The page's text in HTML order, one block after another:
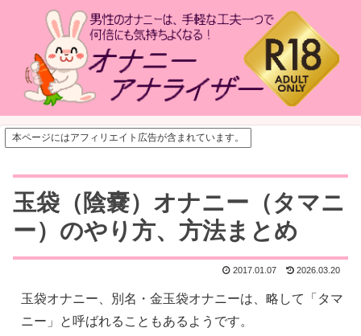
本ページにはアフィリエイト広告が含まれています。
玉袋（陰嚢）オナニー（タマニ
ー）のやり方、方法まとめ
2017.01.07 2026.03.20
玉袋オナニー、別名・金玉袋オナニーは、略して「タマ
ニー」と呼ばれることもあるようです。